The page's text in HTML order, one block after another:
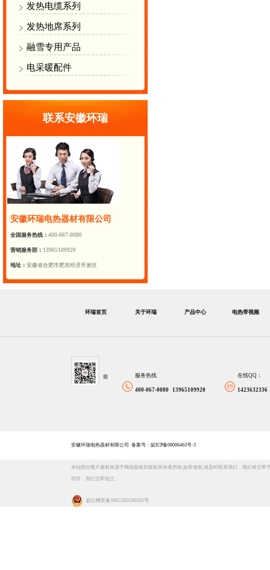
发热电缆系列
发热地席系列
融雪专用产品
电采暖配件
联系安徽环瑞
安徽环瑞电热器材有限公司
全国服务热线： 400-067-0080
营销服务部： 13965109920
地址： 安徽省合肥市肥东经济开发区
环瑞首页 关于环瑞 产品中心 电热带视频
服务热线
400-067-0080 13965109920
在线QQ：
1423632336
安徽环瑞电热器材有限公司 备案号：皖ICP备08006463号-3
本站部分图片素材来源于网络版权归版权所有者所有,如有侵权,请及时联系我们，我们将立
指导，我们立即改正。
皖公网安备 34012202340191号